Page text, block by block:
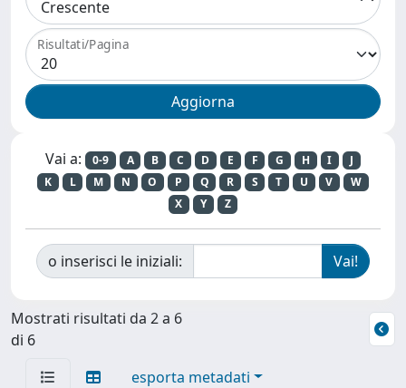
Risultati/Pagina
Vai a: 0-9 A B C D E F G H I
J
K
L M N O P Q R S T U V
W
X
Y Z
o inserisci le iniziali:
Mostrati risultati da 2 a 6
di 6
esporta metadati